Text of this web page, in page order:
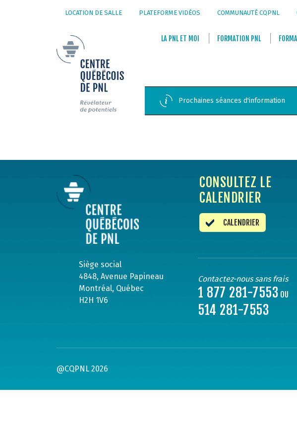
LOCATION DE SALLE PLATEFORME VIDÉOS COMMUNAUTÉ CQPNL
LA PNL ET MOI FORMATION PNL
Prochaines séances d'information
Siège social
4848, Avenue Papineau
Montréal, Québec
H2H 1V6
CONSULTEZ LE
CALENDRIER
CALENDRIER
Contactez-nous sans frais
1 877 281-7553 OU
514 281-7553
@CQPNL 2026